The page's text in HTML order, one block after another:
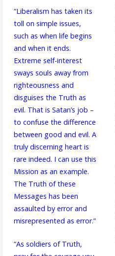
“Liberalism has taken its
toll on simple issues,
such as when life begins
and when it ends.
Extreme self-interest
sways souls away from
righteousness and
disguises the Truth as
evil. That is Satan’s job –
to confuse the difference
between good and evil. A
truly discerning heart is
rare indeed. I can use this
Mission as an example.
The Truth of these
Messages has been
assaulted by error and
misrepresented as error.”
“As soldiers of Truth,